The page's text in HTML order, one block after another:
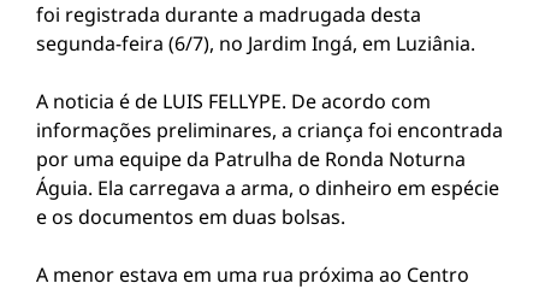
foi registrada durante a madrugada desta
segunda-feira (6/7), no Jardim Ingá, em Luziânia.
A noticia é de LUIS FELLYPE. De acordo com
informações preliminares, a criança foi encontrada
por uma equipe da Patrulha de Ronda Noturna
Águia. Ela carregava a arma, o dinheiro em espécie
e os documentos em duas bolsas.
A menor estava em uma rua próxima ao Centro